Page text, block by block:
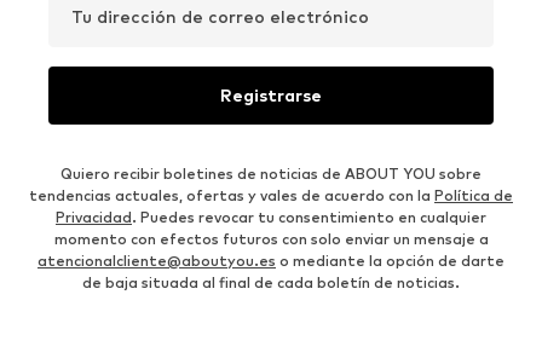
Tu dirección de correo electrónico
Registrarse
Quiero recibir boletines de noticias de ABOUT YOU sobre
tendencias actuales, ofertas y vales de acuerdo con la Política de
Privacidad. Puedes revocar tu consentimiento en cualquier
momento con efectos futuros con solo enviar un mensaje a
atencionalcliente@aboutyou.es o mediante la opción de darte
de baja situada al final de cada boletín de noticias.